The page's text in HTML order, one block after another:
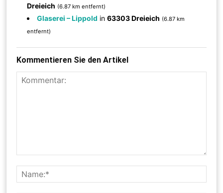
Dreieich (6.87 km entfernt)
Glaserei – Lippold in63303 Dreieich (6.87 km
entfernt)
Kommentieren Sie den Artikel